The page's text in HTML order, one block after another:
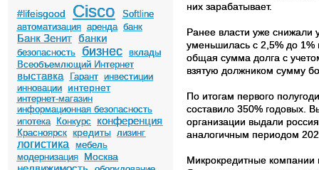
#lifeisgood Cisco
Softline
автоматизация аренда банк
Банк Зенит банки
безопасность бизнес
вклады
Всеобъемлющий Интернет
выставка Гарант инвестиции
инновации
интернет
интернет-магазин
информационная безопасность
ипотека
Конкурс конференция
Красноярск кредиты лизинг
логистика
мебель
модернизация
Москва
них зарабатывает.
Ранее власти уже снижали
уменьшилась с 2,5% до 1%
общая сумма долга с
взятую должником сумму
По итогам первого
составило 350% годовых.
организации выдали
аналогичным периодом
Микрокредитные